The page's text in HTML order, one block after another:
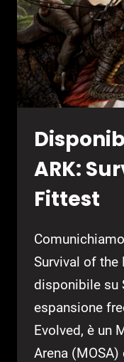
ARK:
Fittest
Survival of the
disponibile su
espansione
Evolved, è un
Arena